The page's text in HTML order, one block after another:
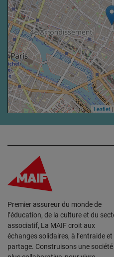
Leaflet|
Premier assureur du monde de
l’éducation, de la culture et du
associatif, La MAIF croit aux
échanges solidaires, à l’entraide et
partage. Construisons une société